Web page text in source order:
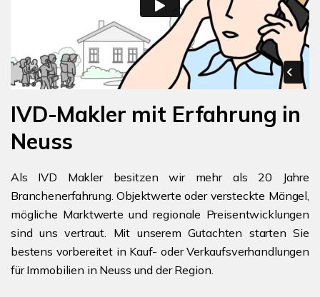
IVD-Makler mit Erfahrung in
Neuss
Als IVD Makler besitzen wir mehr als 20 Jahre
Branchenerfahrung. Objektwerte oder versteckte Mängel,
mögliche Marktwerte und regionale Preisentwicklungen
sind uns vertraut. Mit unserem Gutachten starten Sie
bestens vorbereitet in Kauf- oder Verkaufsverhandlungen
für Immobilien in Neuss und der Region.